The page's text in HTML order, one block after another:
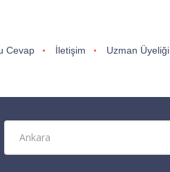
Cevap İletişim Uzman Üyeliği